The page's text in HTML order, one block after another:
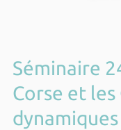
Séminaire
Corse et les